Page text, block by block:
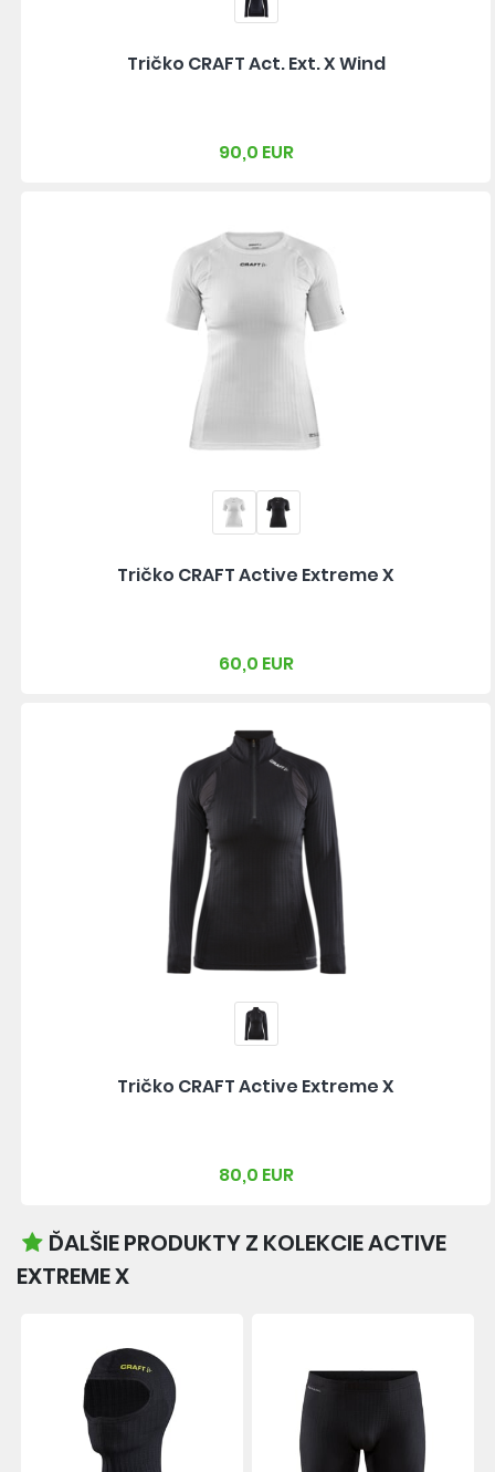
Tričko CRAFT Act. Ext. X Wind
90,0 EUR
Tričko CRAFT Active Extreme X
60,0 EUR
Tričko CRAFT Active Extreme X
80,0 EUR
ĎALŠIE PRODUKTY Z KOLEKCIE ACTIVE
EXTREME X